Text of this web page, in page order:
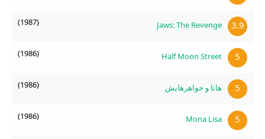
3.9
Jaws: The Revenge
(1987)
5
Half Moon Street
(1986)
5 هانا و خواهرهایش (1986)
5
Mona Lisa
(1986)